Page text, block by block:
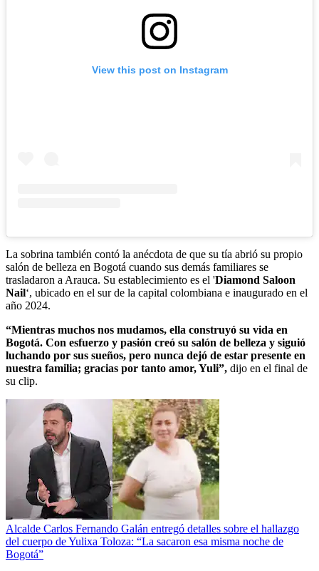
View this post on Instagram
La sobrina también contó la anécdota de que su tía abrió su propio
salón de belleza en Bogotá cuando sus demás familiares se
trasladaron a Arauca. Su establecimiento es el 'Diamond Saloon
Nail‘, ubicado en el sur de la capital colombiana e inaugurado en el
año 2024.
“Mientras muchos nos mudamos, ella construyó su vida en
Bogotá. Con esfuerzo y pasión creó su salón de belleza y siguió
luchando por sus sueños, pero nunca dejó de estar presente en
nuestra familia; gracias por tanto amor, Yuli”, dijo en el final de
su clip.
Alcalde Carlos Fernando Galán entregó detalles sobre el hallazgo
del cuerpo de Yulixa Toloza: “La sacaron esa misma noche de
Bogotá”